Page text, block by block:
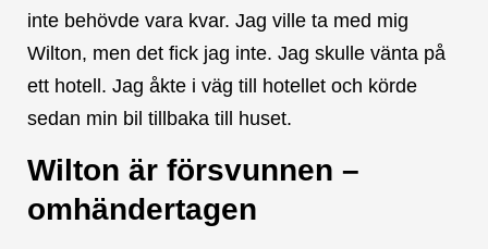
inte behövde vara kvar. Jag ville ta med mig
Wilton, men det fick jag inte. Jag skulle vänta på
ett hotell. Jag åkte i väg till hotellet och körde
sedan min bil tillbaka till huset.
Wilton är försvunnen –
omhändertagen